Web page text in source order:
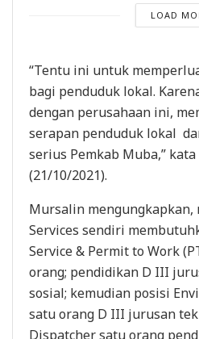
LOAD
“Tentu ini untuk
bagi penduduk lokal.
dengan perusahaan ini,
serapan penduduk lokal
serius Pemkab Muba,” kata
(21/10/2021).
Mursalin mengungkapkan,
Services sendiri
Service & Permit to Work
orang; pendidikan D III
sosial; kemudian posisi
satu orang D III jurusan
Dispatcher satu orang